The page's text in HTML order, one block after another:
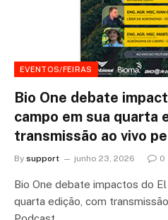
EVENTOS/FEIRAS
Bio One debate
campo em sua quarta
transmissão ao vivo
By support junho 23, 2026 0
Bio One debate impactos do
quarta edição, com